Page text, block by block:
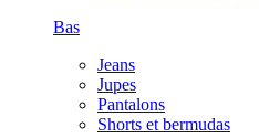
Bas
Jeans
Jupes
Pantalons
Shorts et bermudas